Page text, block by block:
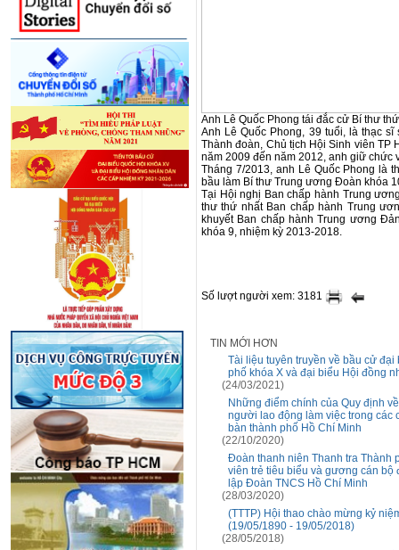
Anh Lê Quốc Phong tái đắc cử Bí thư
Anh Lê Quốc Phong, 39 tuổi, là thạc
Thành đoàn, Chủ tịch Hội Sinh viên TP
năm 2009 đến năm 2012, anh giữ
Tháng 7/2013, anh Lê Quốc Phong là
bầu làm Bí thư Trung ương Đoàn khóa
Tại Hội nghị Ban chấp hành Trung
thư thứ nhất Ban chấp hành Trung
khuyết Ban chấp hành Trung ương
khóa 9, nhiệm kỳ 2013-2018.
Số lượt người xem: 3181
TIN MỚI HƠN
Tài liệu tuyên truyền về bầu cử
phố khóa X và đại biểu Hội đồng
(24/03/2021)
Những điểm chính của Quy định
người lao động làm việc trong các
bàn thành phố Hồ Chí Minh
(22/10/2020)
Đoàn thanh niên Thanh tra Thành
viên trẻ tiêu biểu và gương cán bộ
lập Đoàn TNCS Hồ Chí Minh
(28/03/2020)
(TTTP) Hội thao chào mừng kỷ
(19/05/1890 - 19/05/2018)
(28/05/2018)